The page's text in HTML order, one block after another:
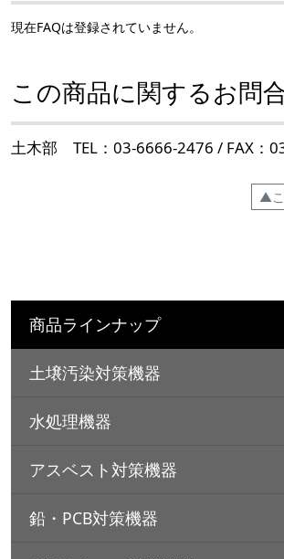
現在FAQは登録されていません。
この商品に関するお問
土木部 TEL：03-6666-2476 / FAX：
▲こ
商品ラインナップ
土壌汚染対策機器
水処理機器
アスベスト対策機器
鉛・PCB対策機器